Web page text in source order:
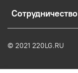
Сотрудничество
© 2021 220LG.RU